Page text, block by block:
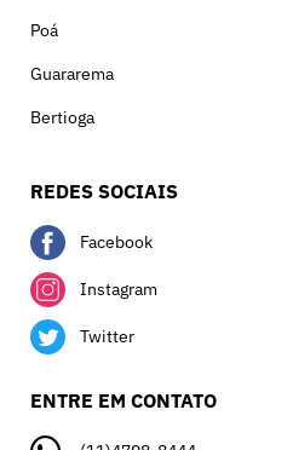
Poá
Guararema
Bertioga
REDES SOCIAIS
Facebook
Instagram
Twitter
ENTRE EM CONTATO